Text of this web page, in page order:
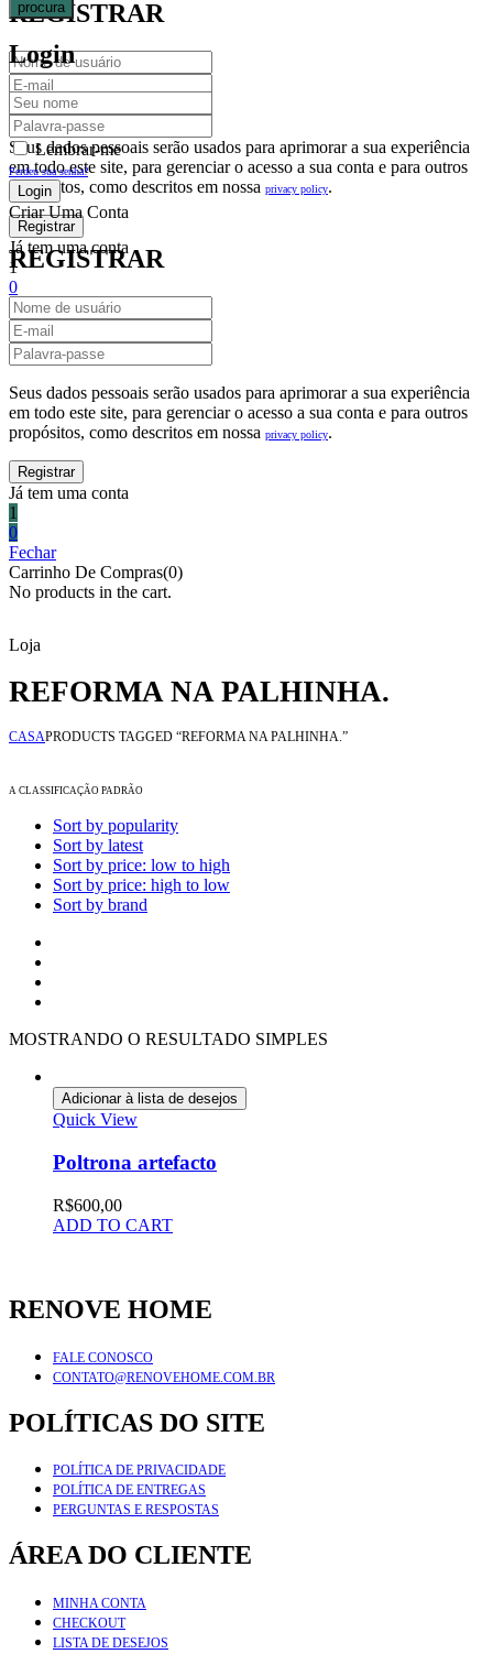
REGISTRAR
Seus dados pessoais serão usados para aprimorar a sua experiência
em todo este site, para gerenciar o acesso a sua conta e para outros
propósitos, como descritos em nossa privacy policy.
Já tem uma conta
1
0
Fechar
Carrinho De Compras(0)
No products in the cart.
procura
Login
Lembrar-me
Perdeu sua senha?
Criar Uma Conta
REGISTRAR
Seus dados pessoais serão usados para aprimorar a sua experiência
em todo este site, para gerenciar o acesso a sua conta e para outros
propósitos, como descritos em nossa privacy policy.
Já tem uma conta
1
0
Fechar
Carrinho De Compras(0)
No products in the cart.
Loja
REFORMA NA PALHINHA.
CASAPRODUCTS TAGGED “REFORMA NA PALHINHA.”
A CLASSIFICAÇÃO PADRÃO
Sort by popularity
Sort by latest
Sort by price: low to high
Sort by price: high to low
Sort by brand
MOSTRANDO O RESULTADO SIMPLES
Adicionar à lista de desejos
Quick View
Poltrona artefacto
R$600,00
ADD TO CART
RENOVE HOME
FALE CONOSCO
CONTATO@RENOVEHOME.COM.BR
POLÍTICAS DO SITE
POLÍTICA DE PRIVACIDADE
POLÍTICA DE ENTREGAS
PERGUNTAS E RESPOSTAS
ÁREA DO CLIENTE
MINHA CONTA
CHECKOUT
LISTA DE DESEJOS